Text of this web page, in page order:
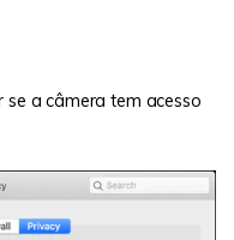
se a câmera tem acesso